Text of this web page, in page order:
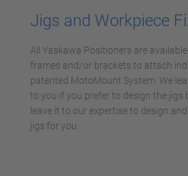
Akzeptieren
powered by
Management
Jigs and Workpiece
All Yaskawa Positioners are
frames and/or brackets to attach
patented MotoMount System. We
to you if you prefer to design the jigs
leave it to our expertise to design
jigs for you.